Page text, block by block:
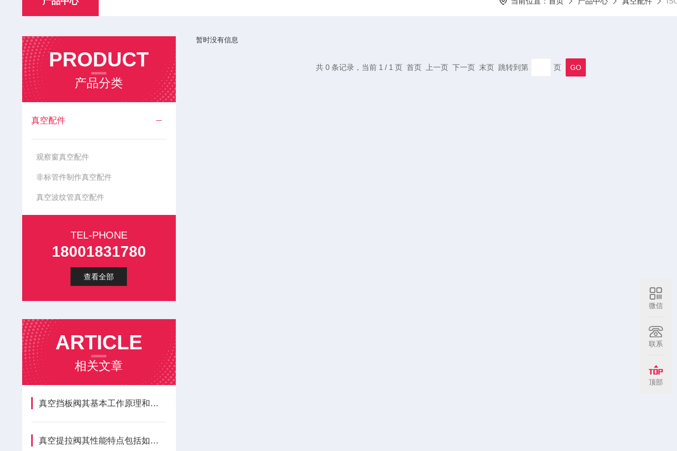
PRODUCT
产品分类
真空配件
观察窗真空配件
非标管件制作真空配件
真空波纹管真空配件
TEL-PHONE
18001831780
查看全部
ARTICLE
相关文章
真空挡板阀其基本工作原理和优点如下
真空提拉阀其性能特点包括如下几点
暂时没有信息
共 0 条记录，当前 1 / 1 页 首页 上一页 下一页 末页 跳转到第 页
微信
联系
顶部